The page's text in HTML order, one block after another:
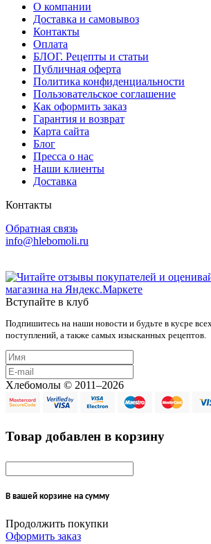
О компании
Доставка и самовывоз
Контакты
Оплата
БЛОГ. Рецепты и статьи
Публичная оферта
Политика конфиденциальности
Пользовательское соглашение
Как оформить заказ
Гарантия и возврат
Карта сайта
Блог
Пресса о нас
Наши клиенты
Доставка
Контакты
Обратная связь
info@hlebomoli.ru
Вступайте в клуб
Подпишитесь на наши новости и будьте в кусре
поступлений, а также самых изысканных рецептов.
Хлебомолы © 2011–2026
Товар добавлен в корзину
В вашей корзине на сумму
Продолжить покупки
Оформить заказ